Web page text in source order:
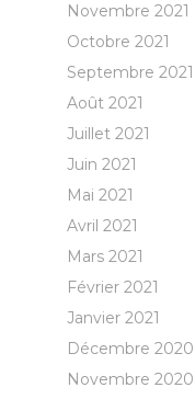
Novembre 2021
Octobre 2021
Septembre 2021
Août 2021
Juillet 2021
Juin 2021
Mai 2021
Avril 2021
Mars 2021
Février 2021
Janvier 2021
Décembre 2020
Novembre 2020